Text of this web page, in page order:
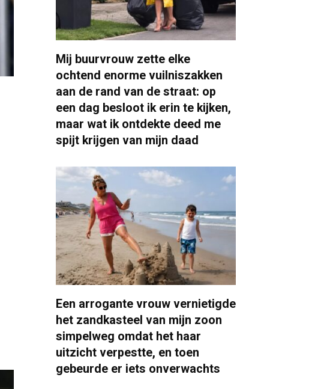
Mij buurvrouw zette elke
ochtend enorme vuilniszakken
aan de rand van de straat: op
een dag besloot ik erin te kijken,
maar wat ik ontdekte deed me
spijt krijgen van mijn daad
Een arrogante vrouw vernietigde
het zandkasteel van mijn zoon
simpelweg omdat het haar
uitzicht verpestte, en toen
gebeurde er iets onverwachts